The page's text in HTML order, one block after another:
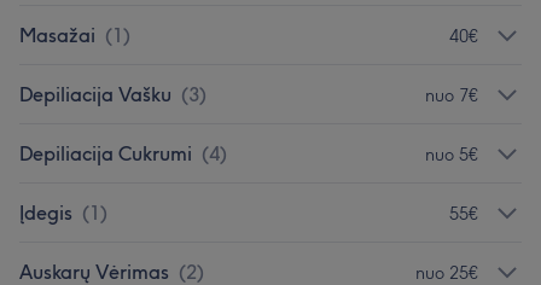
Masažai (1) 40€
Depiliacija Vašku (3) nuo 7€
Depiliacija Cukrumi (4) nuo 5€
Įdegis (1) 55€
Auskarų Vėrimas (2) nuo 25€